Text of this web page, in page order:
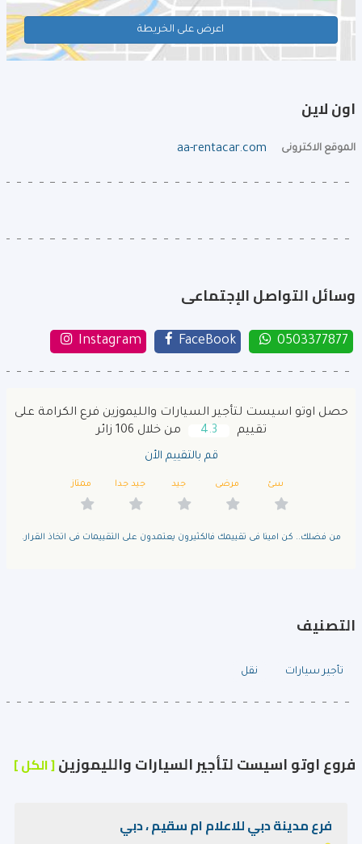
اعرض على الخريطة
اون لاين
الموقع الاكترونى aa-rentacar.com
وسائل التواصل الإجتماعى
0503377877
FaceBook
Instagram
حصل اوتو اسيست لتأجير السيارات والليموزين فرع الكرامة على
تقييم
4.3 من خلال 106 زائر
قم بالتقييم الأن
سئ مرضى جيد جيد جدا ممتاز
من فضلك.. كن امينا فى تقييمك فالكثيرون يعتمدون على التقييمات فى اتخاذ القرار.
التصنيف
تأجير سيارات نقل
فروع اوتو اسيست لتأجير السيارات والليموزين[ الكل ]
فرع مدينة دبي للاعلام ام سقيم ، دبي